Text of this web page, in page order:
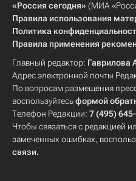
«Россия сегодня» (МИА
Правила использования
Политика
Правила применения
Главный редактор: Гаврилова
Адрес электронной почты
По вопросам размещения
воспользуйтесьформой
Телефон Редакции: 7 (495)
Чтобы связаться с редакцией
замеченных ошибках,
связи.